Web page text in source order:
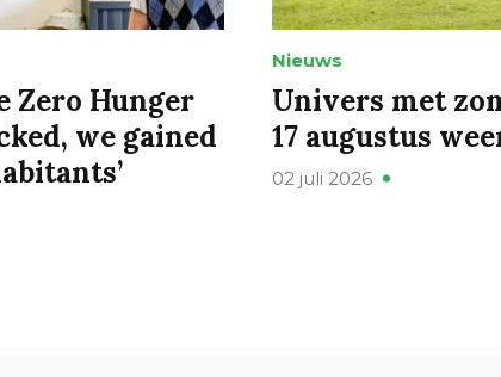
Zero Hunger
we gained
Nieuws
Univers met
17 augustus
02 juli 2026